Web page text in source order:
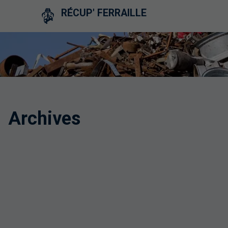
RÉCUP' FERRAILLE
Archives